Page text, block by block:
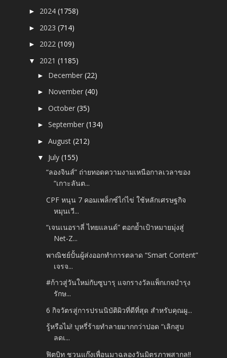
► 2024(1758)
► 2023(714)
► 2022(109)
▼ 2021(1185)
► December(22)
► November(40)
►October(35)
►September(134)
►August(212)
▼ July(155)
“ลองจินส์” ถ่ายทอดความงามเหนือกาลเวลาของ
“เกาะลันต...
CPF หนุน 7 คอมเพล็กซ์ไก่ไข่ ใช้หลักเศรษฐกิจ
หมุนเวี...
“เจนเนอราลี่ ไทยแลนด์” ตอกย้ำเป้าหมายมุ่งสู่
Net-Z...
พาณิชย์ปั้นผู้ส่งออกทำการตลาด “Smart Content”
เจรจ...
#ก้าวสู่วันใหม่กับซูบารุ แจกรางวัลแพ็กเกจบำรุง
รักษ...
6 กิจวัตรสู่การปรนนิบัติผิวที่ดีที่สุด สำหรับคุณผู...
รู้หรือไม่! บุหรี่ร้ายทำลายมากกว่าปอด “เลิกสูบ
ลดเ...
ฟิตบิท ชวนแก๊งเพื่อนมาฉลองวันมิตรภาพสากล!!